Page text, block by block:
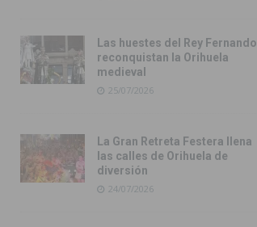
Las huestes del Rey Fernando
reconquistan la Orihuela
medieval
25/07/2026
La Gran Retreta Festera llena
las calles de Orihuela de
diversión
24/07/2026